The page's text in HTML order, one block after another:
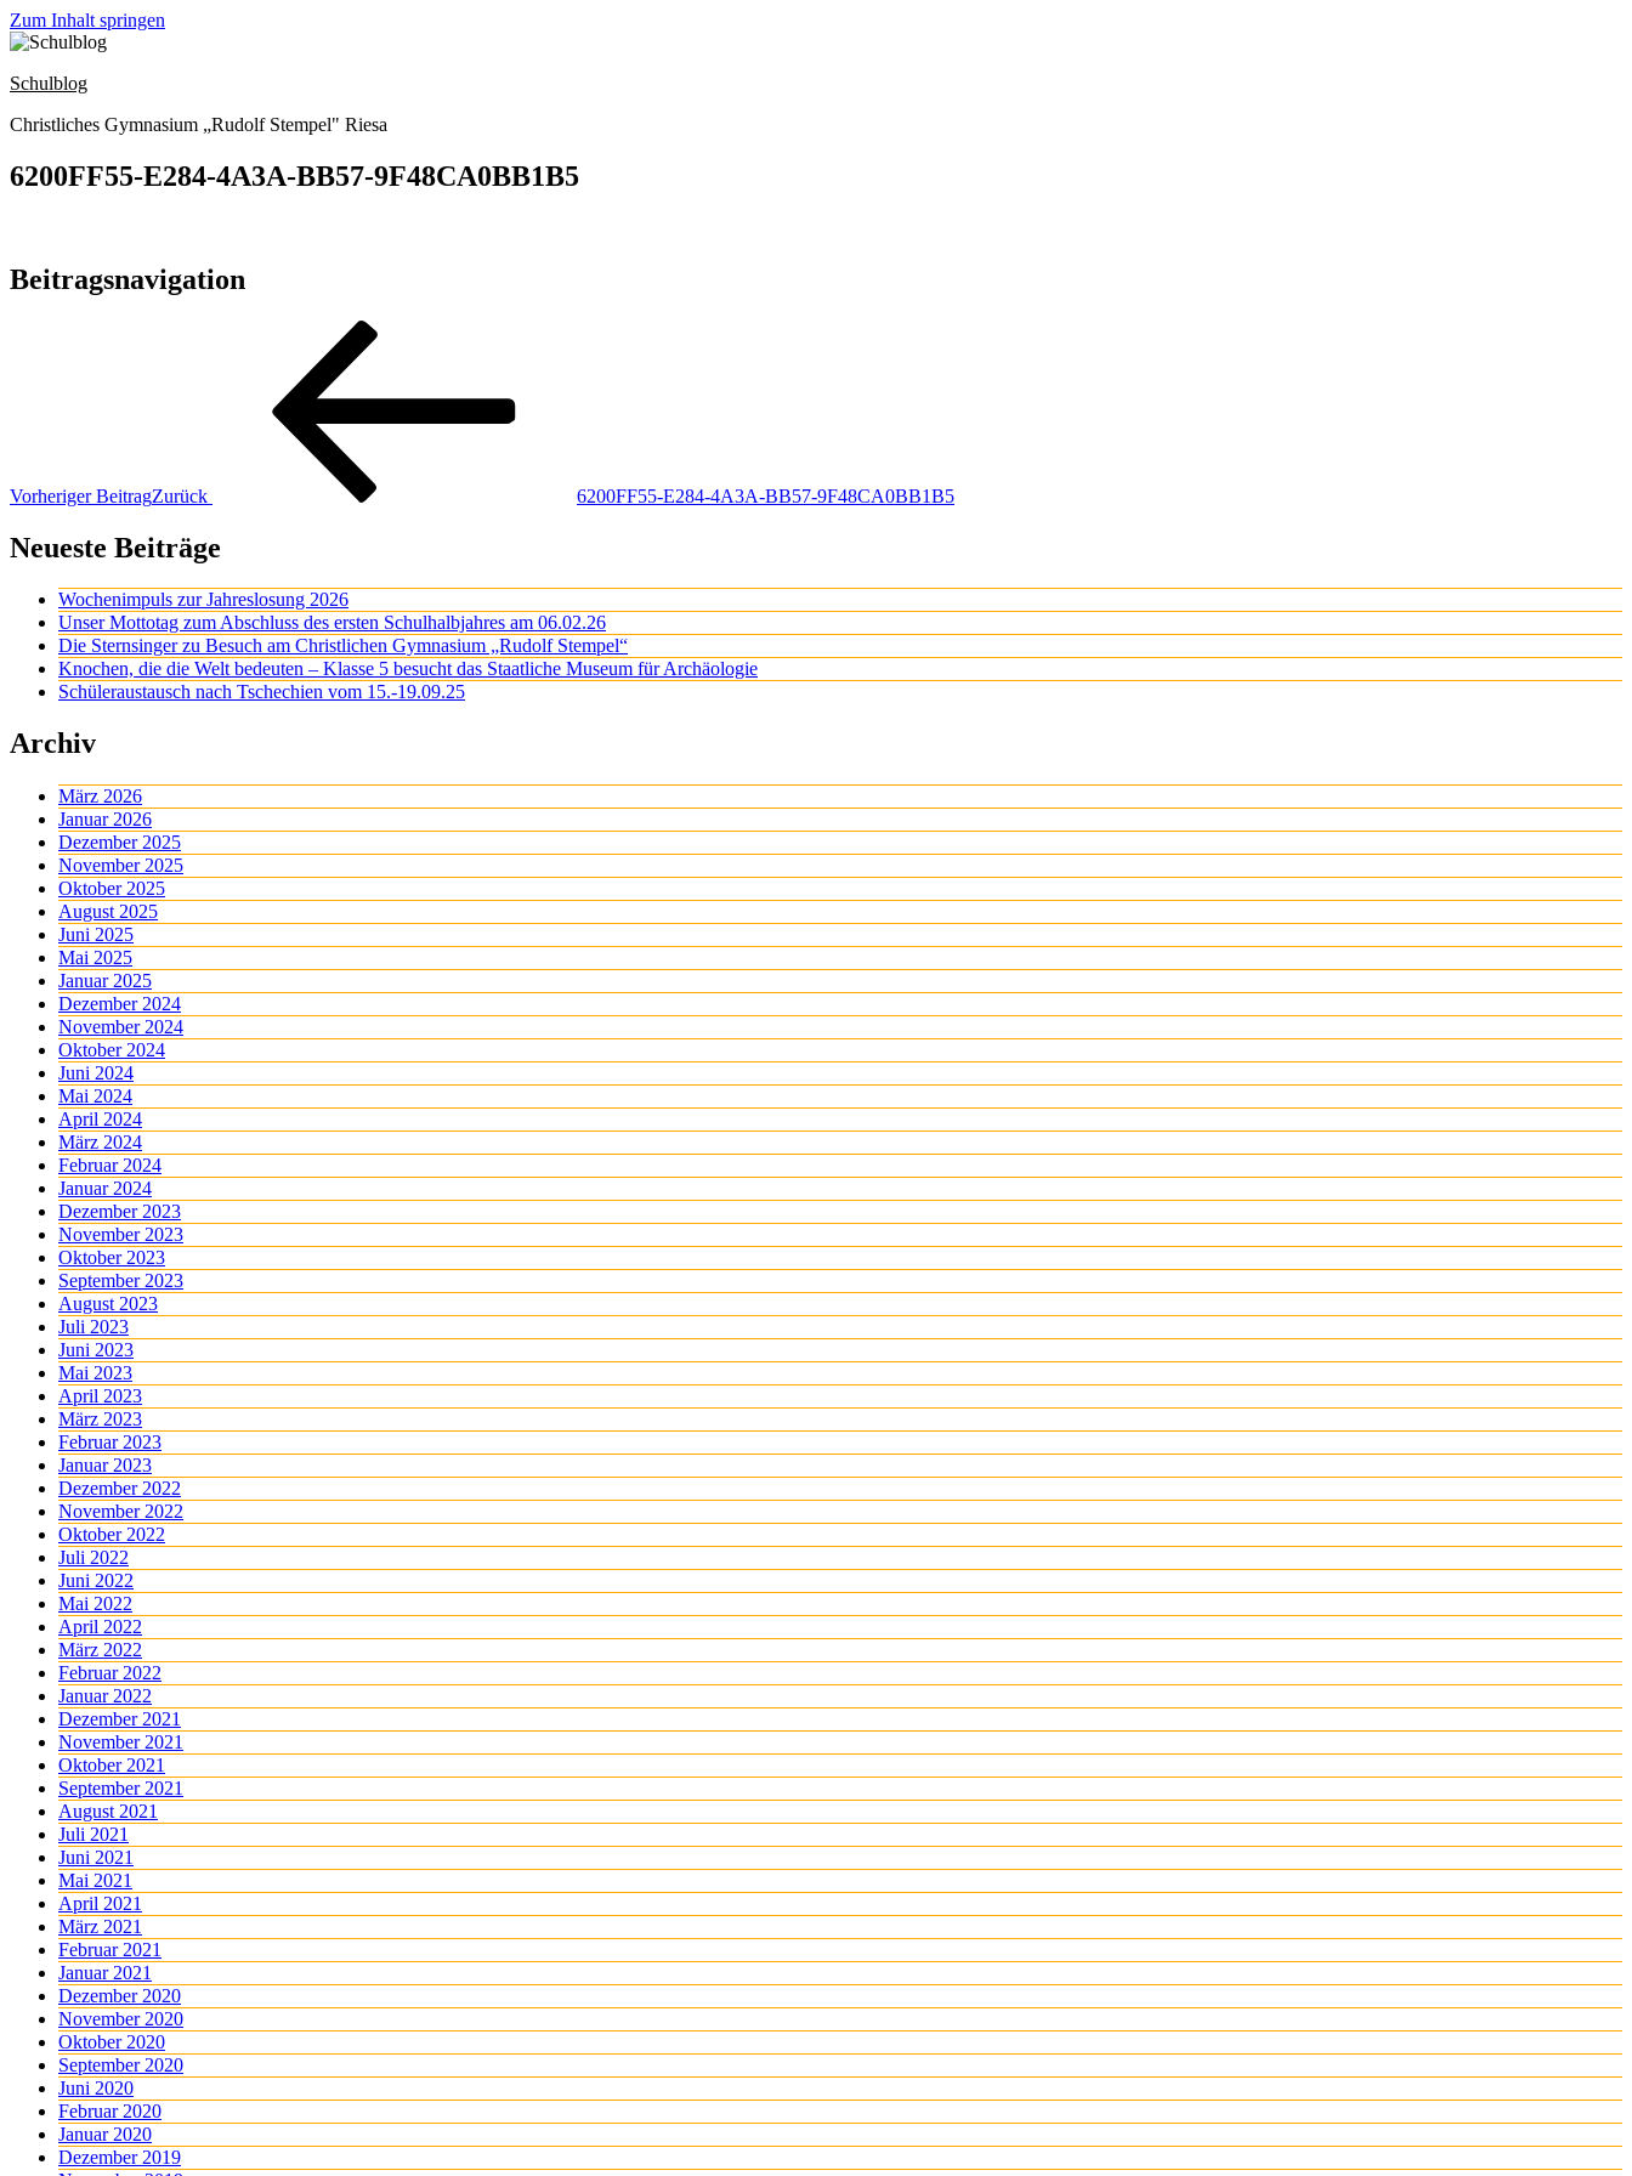
Zum Inhalt springen
Schulblog
Christliches Gymnasium „Rudolf Stempel" Riesa
6200FF55-E284-4A3A-BB57-9F48CA0BB1B5
Beitragsnavigation
Vorheriger BeitragZurück 6200FF55-E284-4A3A-BB57-9F48CA0BB1B5
Neueste Beiträge
Wochenimpuls zur Jahreslosung 2026
Unser Mottotag zum Abschluss des ersten Schulhalbjahres am 06.02.26
Die Sternsinger zu Besuch am Christlichen Gymnasium „Rudolf Stempel“
Knochen, die die Welt bedeuten – Klasse 5 besucht das Staatliche Museum für Archäologie
Schüleraustausch nach Tschechien vom 15.-19.09.25
Archiv
März 2026
Januar 2026
Dezember 2025
November 2025
Oktober 2025
August 2025
Juni 2025
Mai 2025
Januar 2025
Dezember 2024
November 2024
Oktober 2024
Juni 2024
Mai 2024
April 2024
März 2024
Februar 2024
Januar 2024
Dezember 2023
November 2023
Oktober 2023
September 2023
August 2023
Juli 2023
Juni 2023
Mai 2023
April 2023
März 2023
Februar 2023
Januar 2023
Dezember 2022
November 2022
Oktober 2022
Juli 2022
Juni 2022
Mai 2022
April 2022
März 2022
Februar 2022
Januar 2022
Dezember 2021
November 2021
Oktober 2021
September 2021
August 2021
Juli 2021
Juni 2021
Mai 2021
April 2021
März 2021
Februar 2021
Januar 2021
Dezember 2020
November 2020
Oktober 2020
September 2020
Juni 2020
Februar 2020
Januar 2020
Dezember 2019